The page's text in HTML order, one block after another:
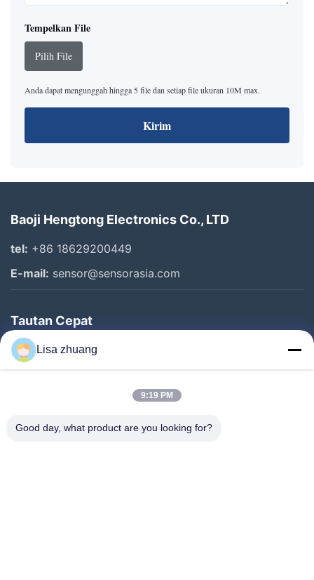
Tempelkan File
Pilih File
Anda dapat mengunggah hingga 5 file dan setiap file ukuran 10M max.
Kirim
Baoji Hengtong Electronics Co., LTD
tel: +86 18629200449
E-mail: sensor@sensorasia.com
Tautan Cepat
Rumah
Produk
Tentang Kami
Lisa zhuang
9:19 PM
Good day, what product are you looking for?